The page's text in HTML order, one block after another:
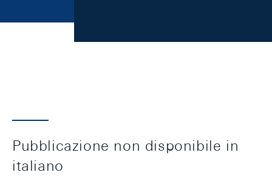
Pubblicazione non disponibile in
italiano